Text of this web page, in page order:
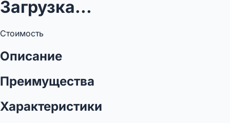
Загрузка...
Стоимость
Описание
Преимущества
Характеристики